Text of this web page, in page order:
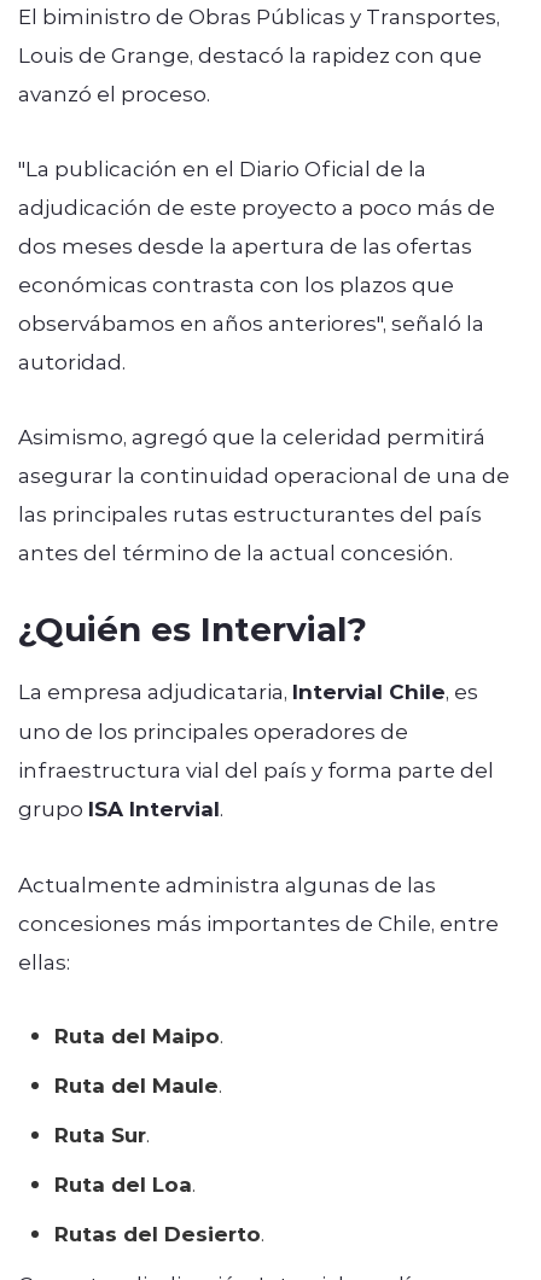
El biministro de Obras Públicas y Transportes,
Louis de Grange, destacó la rapidez con que
avanzó el proceso.
"La publicación en el Diario Oficial de la
adjudicación de este proyecto a poco más de
dos meses desde la apertura de las ofertas
económicas contrasta con los plazos que
observábamos en años anteriores", señaló la
autoridad.
Asimismo, agregó que la celeridad permitirá
asegurar la continuidad operacional de una de
las principales rutas estructurantes del país
antes del término de la actual concesión.
¿Quién es Intervial?
La empresa adjudicataria, Intervial Chile, es
uno de los principales operadores de
infraestructura vial del país y forma parte del
grupo ISA Intervial.
Actualmente administra algunas de las
concesiones más importantes de Chile, entre
ellas:
Ruta del Maipo.
Ruta del Maule.
Ruta Sur.
Ruta del Loa.
Rutas del Desierto.